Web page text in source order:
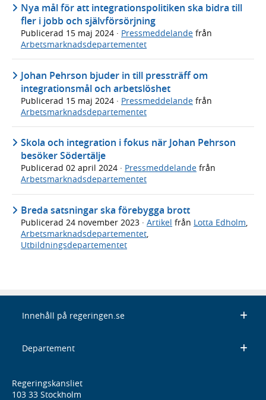
Nya mål för att integrationspolitiken ska bidra till
fler i jobb och självförsörjning
Publicerad 15 maj 2024 · Pressmeddelande från
Arbetsmarknadsdepartementet
Johan Pehrson bjuder in till pressträff om
integrationsmål och arbetslöshet
Publicerad 15 maj 2024 · Pressmeddelande från
Arbetsmarknadsdepartementet
Skola och integration i fokus när Johan Pehrson
besöker Södertälje
Publicerad 02 april 2024 · Pressmeddelande från
Arbetsmarknadsdepartementet
Breda satsningar ska förebygga brott
Publicerad 24 november 2023 · Artikel från Lotta Edholm,
Arbetsmarknadsdepartementet,
Utbildningsdepartementet
Innehåll på regeringen.se
Departement
Regeringskansliet
103 33 Stockholm